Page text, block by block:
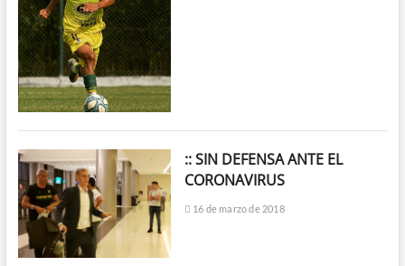
:: SIN DEFENSA ANTE EL
CORONAVIRUS
16 de marzo de 2018